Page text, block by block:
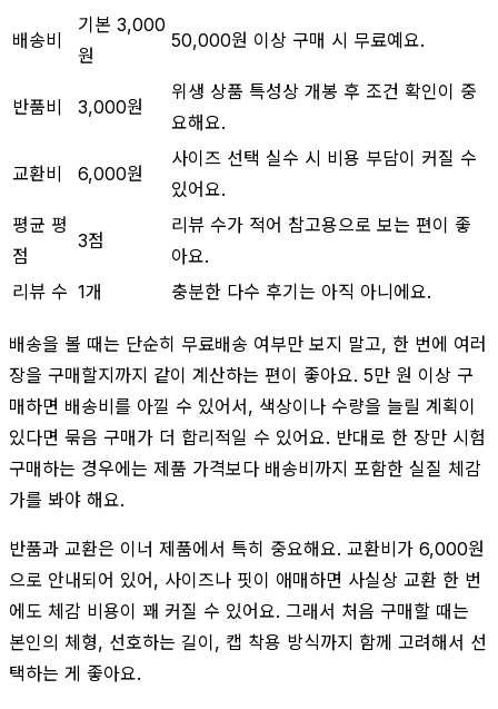
배송비
기본 3,000
원
50,000원 이상 구매 시 무료예요.
반품비 3,000원
위생 상품 특성상 개봉 후 조건 확인이 중
요해요.
교환비 6,000원
사이즈 선택 실수 시 비용 부담이 커질 수
있어요.
평균 평
점
3점
리뷰 수가 적어 참고용으로 보는 편이 좋
아요.
리뷰 수 1개 충분한 다수 후기는 아직 아니에요.
배송을 볼 때는 단순히 무료배송 여부만 보지 말고, 한 번에 여러
장을 구매할지까지 같이 계산하는 편이 좋아요. 5만 원 이상 구
매하면 배송비를 아낄 수 있어서, 색상이나 수량을 늘릴 계획이
있다면 묶음 구매가 더 합리적일 수 있어요. 반대로 한 장만 시험
구매하는 경우에는 제품 가격보다 배송비까지 포함한 실질 체감
가를 봐야 해요.
반품과 교환은 이너 제품에서 특히 중요해요. 교환비가 6,000원
으로 안내되어 있어, 사이즈나 핏이 애매하면 사실상 교환 한 번
에도 체감 비용이 꽤 커질 수 있어요. 그래서 처음 구매할 때는
본인의 체형, 선호하는 길이, 캡 착용 방식까지 함께 고려해서 선
택하는 게 좋아요.